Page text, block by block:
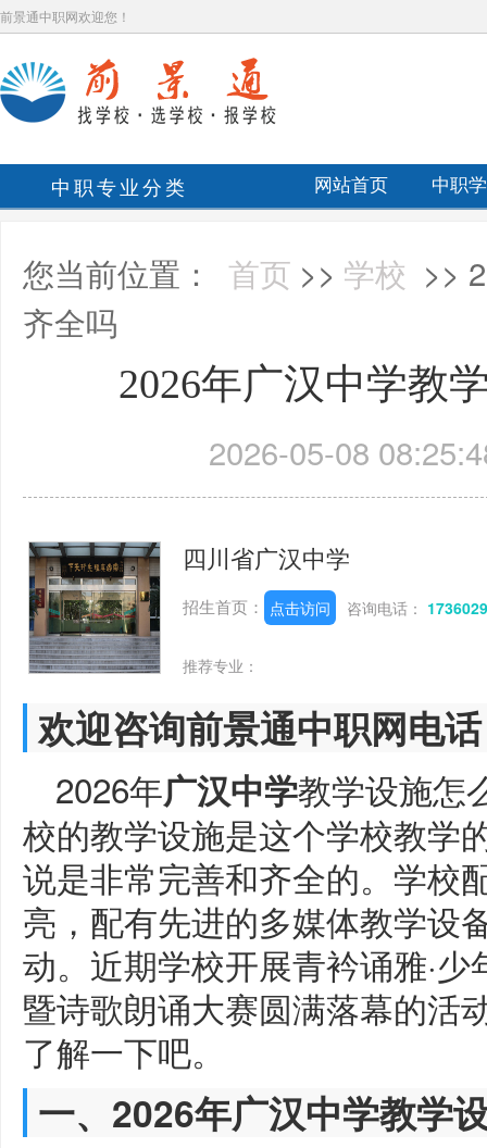
前景通中职网欢迎您！
中职专业分类 网站首页 中职
您当前位置： 首页 >> 学校 >>
齐全吗
2026年广汉中学教
2026-05-08
四川省广汉中学
招生首页： 点击访问 咨询电话：
推荐专业：
欢迎咨询前景通中职网电
2026年广汉中学教学设施怎
校的教学设施是这个学校教学
说是非常完善和齐全的。学校
亮，配有先进的多媒体教学设
动。近期学校开展青衿诵雅·
暨诗歌朗诵大赛圆满落幕的活
了解一下吧。
一、2026年广汉中学教学